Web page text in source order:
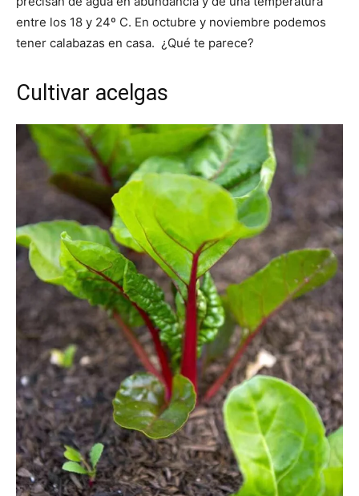
entre los 18 y 24º C. En octubre y noviembre podemos
tener calabazas en casa. ¿Qué te parece?
Cultivar acelgas